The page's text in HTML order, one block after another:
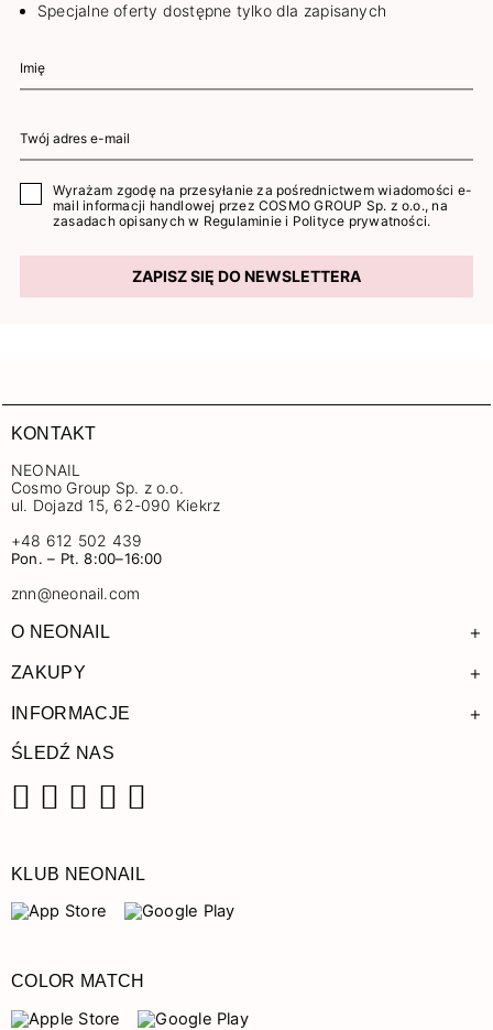
Specjalne oferty dostępne tylko dla zapisanych
Wyrażam zgodę na przesyłanie za pośrednictwem wiadomości e-
mail informacji handlowej przez COSMO GROUP Sp. z o.o., na
zasadach opisanych w Regulaminie i Polityce prywatności.
ZAPISZ SIĘ DO NEWSLETTERA
KONTAKT
NEONAIL
Cosmo Group Sp. z o.o.
ul. Dojazd 15, 62-090 Kiekrz
+48 612 502 439
Pon. – Pt. 8:00–16:00
znn@neonail.com
O NEONAIL +
ZAKUPY +
INFORMACJE +
ŚLEDŹ NAS
KLUB NEONAIL
COLOR MATCH